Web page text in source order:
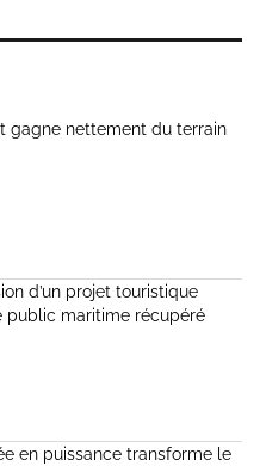
gagne nettement du terrain
d’un projet touristique
public maritime récupéré
en puissance transforme le